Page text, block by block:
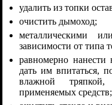
удалить из топки
очистить дымоход;
металлическими
зависимости от типа
равномерно нанести
дать им впитаться,
влажной
применяемых средств;